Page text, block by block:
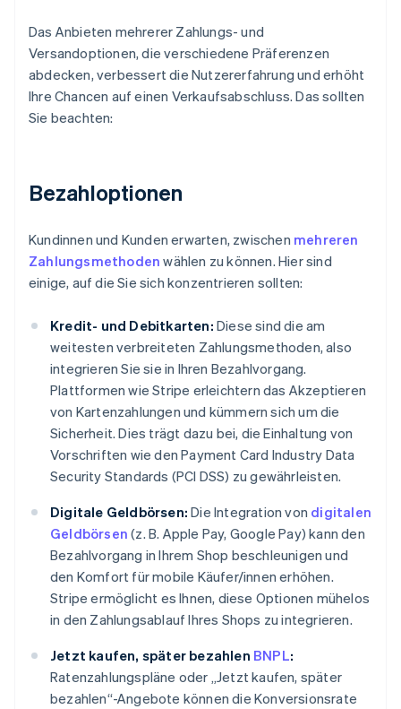
Das Anbieten mehrerer Zahlungs- und
Versandoptionen, die verschiedene Präferenzen
abdecken, verbessert die Nutzererfahrung und erhöht
Ihre Chancen auf einen Verkaufsabschluss. Das sollten
Sie beachten:
Bezahloptionen
Kundinnen und Kunden erwarten, zwischen mehreren
Zahlungsmethoden wählen zu können. Hier sind
einige, auf die Sie sich konzentrieren sollten:
Kredit- und Debitkarten: Diese sind die am
weitesten verbreiteten Zahlungsmethoden, also
integrieren Sie sie in Ihren Bezahlvorgang.
Plattformen wie Stripe erleichtern das Akzeptieren
von Kartenzahlungen und kümmern sich um die
Sicherheit. Dies trägt dazu bei, die Einhaltung von
Vorschriften wie den Payment Card Industry Data
Security Standards (PCI DSS) zu gewährleisten.
Digitale Geldbörsen: Die Integration von digitalen
Geldbörsen (z. B. Apple Pay, Google Pay) kann den
Bezahlvorgang in Ihrem Shop beschleunigen und
den Komfort für mobile Käufer/innen erhöhen.
Stripe ermöglicht es Ihnen, diese Optionen mühelos
in den Zahlungsablauf Ihres Shops zu integrieren.
Jetzt kaufen, später bezahlen BNPL:
Ratenzahlungspläne oder „Jetzt kaufen, später
bezahlen“-Angebote können die Konversionsrate